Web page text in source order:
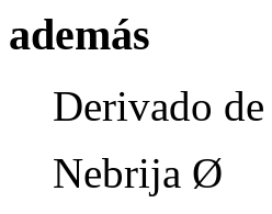
además
Derivado de
Nebrija Ø